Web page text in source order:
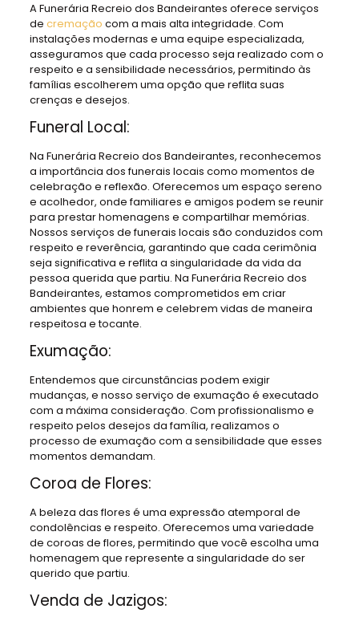
A Funerária Recreio dos Bandeirantes oferece serviços
de cremação com a mais alta integridade. Com
instalações modernas e uma equipe especializada,
asseguramos que cada processo seja realizado com o
respeito e a sensibilidade necessários, permitindo às
famílias escolherem uma opção que reflita suas
crenças e desejos.
Funeral Local:
Na Funerária Recreio dos Bandeirantes, reconhecemos
a importância dos funerais locais como momentos de
celebração e reflexão. Oferecemos um espaço sereno
e acolhedor, onde familiares e amigos podem se reunir
para prestar homenagens e compartilhar memórias.
Nossos serviços de funerais locais são conduzidos com
respeito e reverência, garantindo que cada cerimônia
seja significativa e reflita a singularidade da vida da
pessoa querida que partiu. Na Funerária Recreio dos
Bandeirantes, estamos comprometidos em criar
ambientes que honrem e celebrem vidas de maneira
respeitosa e tocante.
Exumação:
Entendemos que circunstâncias podem exigir
mudanças, e nosso serviço de exumação é executado
com a máxima consideração. Com profissionalismo e
respeito pelos desejos da família, realizamos o
processo de exumação com a sensibilidade que esses
momentos demandam.
Coroa de Flores:
A beleza das flores é uma expressão atemporal de
condolências e respeito. Oferecemos uma variedade
de coroas de flores, permitindo que você escolha uma
homenagem que represente a singularidade do ser
querido que partiu.
Venda de Jazigos: